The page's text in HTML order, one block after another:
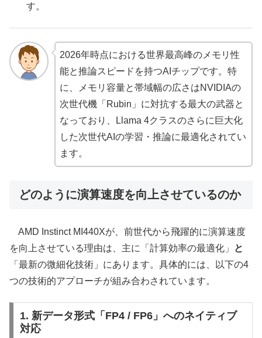
す。
2026年時点における世界最高峰のメモリ性
能と推論スピードを持つAIチップです。特
に、メモリ容量と帯域幅の広さはNVIDIAの
次世代機「Rubin」に対抗する最大の武器と
なっており、Llama 4クラスのさらに巨大化
した次世代AIの学習・推論に最適化されてい
ます。
どのように演算速度を向上させているのか
AMD Instinct MI440Xが、前世代から飛躍的に演算速度
を向上させている理由は、主に「計算効率の最適化」
と
「最新の微細化技術」にあります。具体的には、以下の4
つの技術的アプローチが組み合わされています。
1. 新データ形式「FP4 / FP6」へのネイティブ
対応